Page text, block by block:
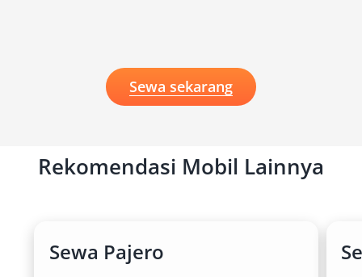
Sewa sekarang
Rekomendasi Mobil Lainnya
Sewa Pajero